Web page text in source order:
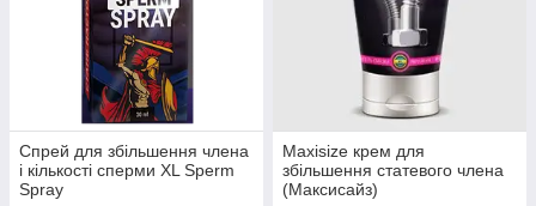
Спрей для збільшення члена
і кількості сперми XL Sperm
Spray
Maxisize крем для
збільшення статевого члена
(Максисайз)